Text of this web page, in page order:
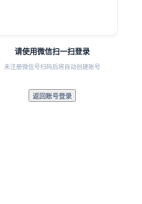
请使用微信扫一扫登录
未注册微信号扫码后将自动创建账号
返回账号登录